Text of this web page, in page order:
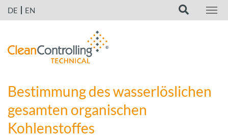
DE EN
Bestimmung des wasserlöslichen
gesamten organischen
Kohlenstoffes